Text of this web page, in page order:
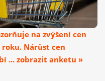
na zvýšení cen
Nárůst cen
... zobrazit anketu »